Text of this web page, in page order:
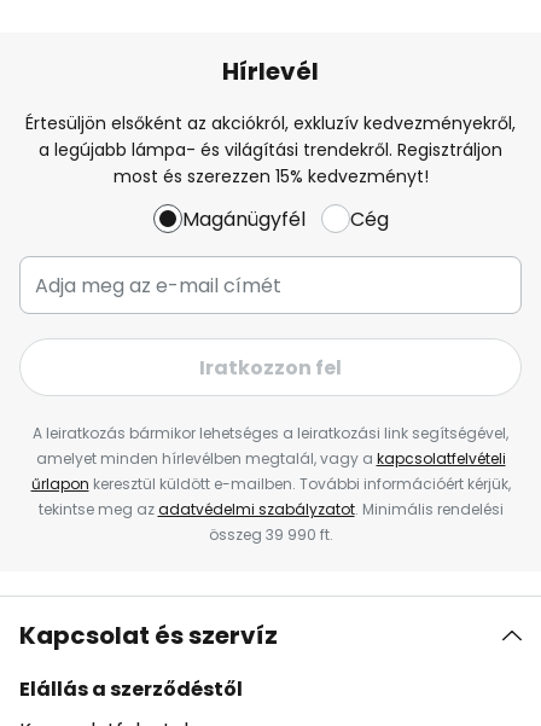
Hírlevél
Értesüljön elsőként az akciókról, exkluzív kedvezményekről,
a legújabb lámpa- és világítási trendekről. Regisztráljon
most és szerezzen 15% kedvezményt!
Magánügyfél Cég
Iratkozzon fel
A leiratkozás bármikor lehetséges a leiratkozási link segítségével,
amelyet minden hírlevélben megtalál, vagy a kapcsolatfelvételi
űrlapon keresztül küldött e-mailben. További információért kérjük,
tekintse meg azadatvédelmi szabályzatot. Minimális rendelési
összeg 39 990 ft.
Kapcsolat és szervíz
Elállás a szerződéstől